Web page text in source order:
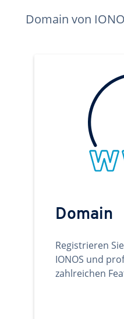
Domain von
Domain
Registrieren
IONOS und
zahlreichen